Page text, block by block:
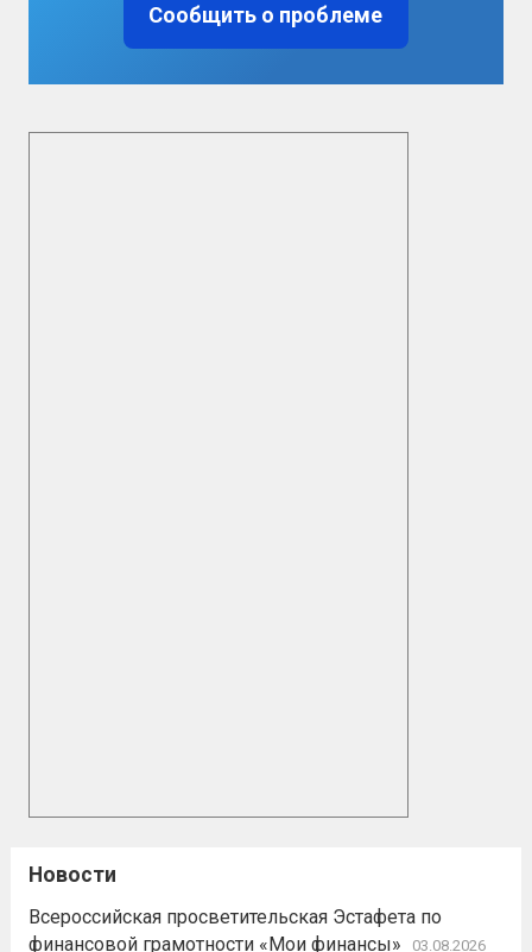
Сообщить о проблеме
Новости
Всероссийская просветительская Эстафета по
финансовой грамотности «Мои финансы»
03.08.2026